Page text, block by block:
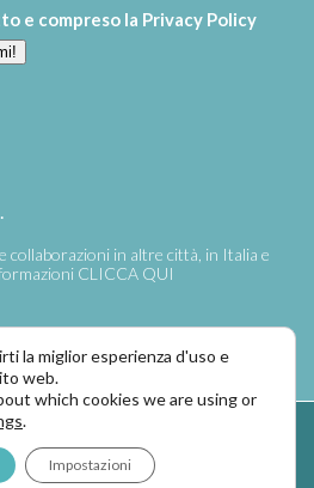
e compreso la Privacy Policy
collaborazioni in altre città, in Italia e
CLICCA QUI
la miglior esperienza d'uso e
web.
which cookies we are using or
.
Impostazioni